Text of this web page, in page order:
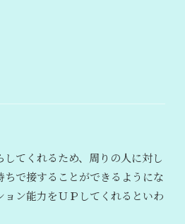
てくれるため、周りの人に対し
ちで接することができるようにな
ョン能力をＵＰしてくれるといわ